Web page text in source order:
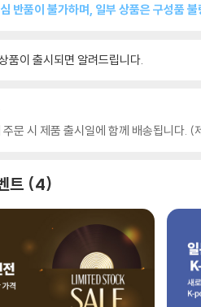
반품이 불가하며, 일부 상품은 구성품
품이 출시되면 알려드립니다.
문 시 제품 출시일에 함께 배송됩니다. (
트 4